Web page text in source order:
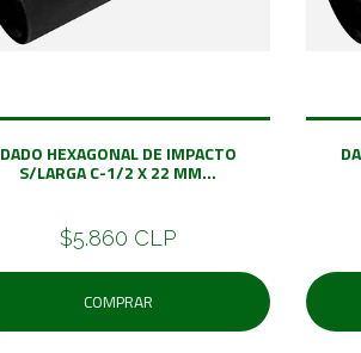
DADO HEXAGONAL DE IMPACTO
S/LARGA C-1/2 X 22 MM...
$5.860 CLP
COMPRAR